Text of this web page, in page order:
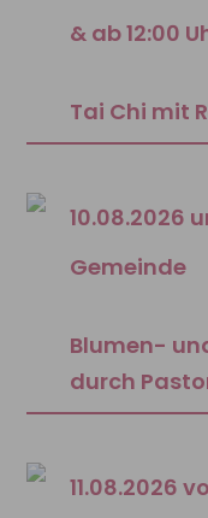
& ab 12:00
Tai Chi mit
10.08.2026
Gemeinde
Blumen-
durch
11.08.2026